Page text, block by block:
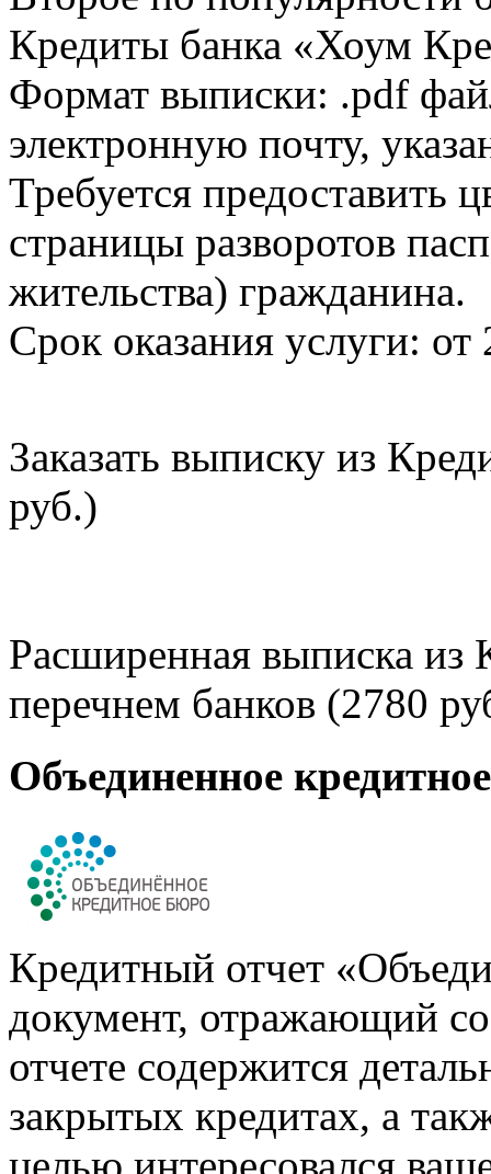
Кредиты банка «Хоум
Формат выписки: .pdf
электронную почту,
Требуется предоставить
страницы разворотов
жительства) гражданина.
Срок оказания услуги: от
Заказать выписку из
руб.)
Расширенная выписка из
перечнем банков (2780
Объединенное
Кредитный отчет
документ, отражающий
отчете содержится
закрытых кредитах, а